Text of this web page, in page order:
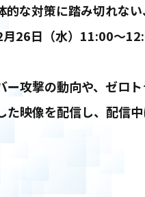
な対策に踏み切れな
26日（水）11:00～
攻撃の動向や、ゼロ
映像を配信し、配信